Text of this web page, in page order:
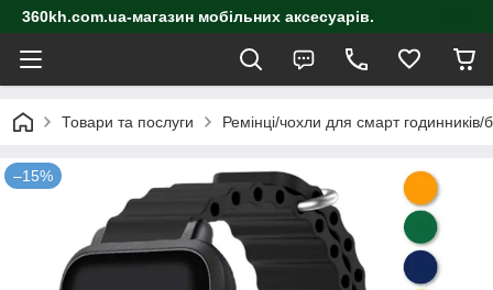
360kh.com.ua-магазин мобільних аксесуарів.
Товари та послуги Ремінці/чохли для смарт годинників/
–15%